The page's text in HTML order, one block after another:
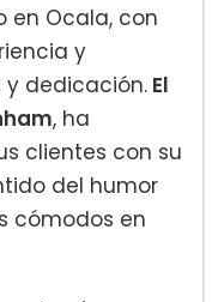
en Ocala, con
y
y dedicación. El
, ha
clientes con su
del humor
cómodos en